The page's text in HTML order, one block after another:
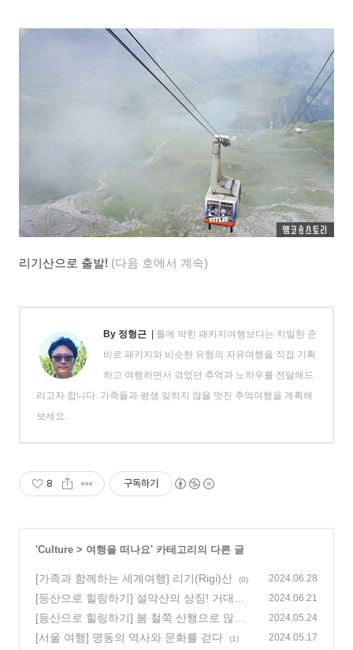
리기산으로 출발! (다음 호에서 계속)
By 정형근 | 틀에 박힌 패키지여행보다는 치밀한 준
비로 패키지와 비슷한 유형의 자유여행을 직접 기획
하고 여행하면서 겪었던 추억과 노하우를 전달해드
리고자 합니다. 가족들과 평생 잊히지 않을 멋진 추억여행을 계획해
보세요.
8 구독하기
'Culture > 여행을 떠나요' 카테고리의 다른 글
[가족과 함께하는 세계여행] 리기(Rigi)산 (0) 2024.06.28
[등산으로 힐링하기] 설악산의 상징! 거대한
암릉이 멋진 울산바위로!
(0)
2024.06.21
[등산으로 힐링하기] 봄 철쭉 산행으로 많이
찾는, 소백산 비로봉~국망봉
(0)
2024.05.24
[서울 여행] 명동의 역사와 문화를 걷다 (1) 2024.05.17